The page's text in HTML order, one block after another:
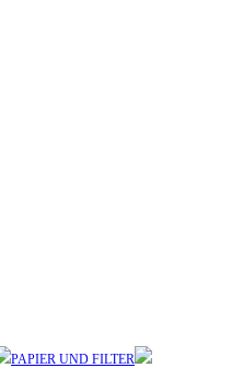
PAPIER UND FILTER